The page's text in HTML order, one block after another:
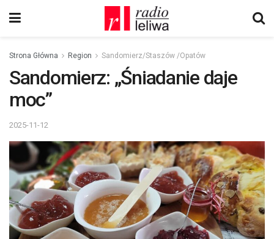
Strona Główna Region Sandomierz/Staszów /Opatów
Sandomierz: „Śniadanie daje
moc”
2025-11-12